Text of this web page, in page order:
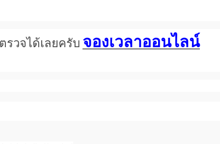
รวจได้เลยครับ จองเวลาออนไลน์